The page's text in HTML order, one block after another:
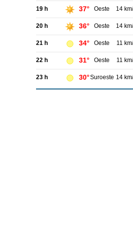
19 h 37° Oeste 14
20 h 36° Oeste 14
21 h 34° Oeste 11
22 h 31° Oeste 11
23 h 30°Suroeste 14